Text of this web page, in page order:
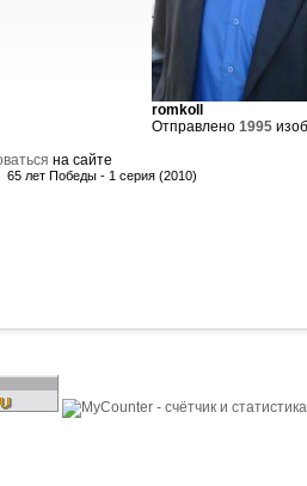
romkoll
Отправлено 1995
на сайте
65 лет Победы - 1 серия (2010)